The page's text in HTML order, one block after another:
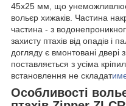
45х25 мм, що унеможливлює
вольєр хижаків. Частина
частина - з
захисту птахів від опадів і
догляду є вмонтовані двері
поставляється з усіма
встановлення не складат
Особливості